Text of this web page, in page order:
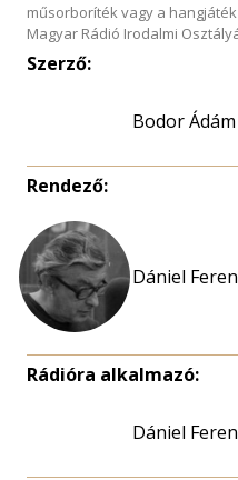
műsorboríték vagy a
Magyar Rádió Irodalmi
Szerző:
Bodor Ádám
Rendező:
Dániel
Rádióra alkalmazó:
Dániel